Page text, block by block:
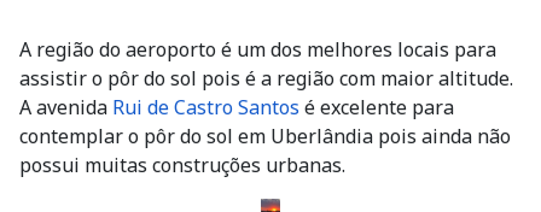
A região do aeroporto é um dos melhores locais para
assistir o pôr do sol pois é a região com maior altitude.
A avenida Rui de Castro Santos é excelente para
contemplar o pôr do sol em Uberlândia pois ainda não
possui muitas construções urbanas.